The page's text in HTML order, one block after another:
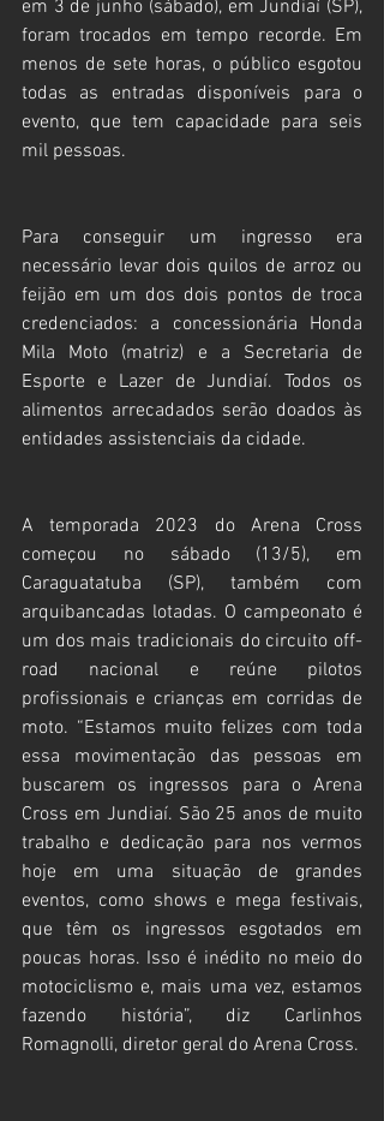
em 3 de junho (sábado), em Jundiaí (SP),
foram trocados em tempo recorde. Em
menos de sete horas, o público esgotou
todas as entradas disponíveis para o
evento, que tem capacidade para seis
mil pessoas.
Para conseguir um ingresso era
necessário levar dois quilos de arroz ou
feijão em um dos dois pontos de troca
credenciados: a concessionária Honda
Mila Moto (matriz) e a Secretaria de
Esporte e Lazer de Jundiaí. Todos os
alimentos arrecadados serão doados às
entidades assistenciais da cidade.
A temporada 2023 do Arena Cross
começou no sábado (13/5), em
Caraguatatuba (SP), também com
arquibancadas lotadas. O campeonato é
um dos mais tradicionais do circuito off-
road nacional e reúne pilotos
profissionais e crianças em corridas de
moto. “Estamos muito felizes com toda
essa movimentação das pessoas em
buscarem os ingressos para o Arena
Cross em Jundiaí. São 25 anos de muito
trabalho e dedicação para nos vermos
hoje em uma situação de grandes
eventos, como shows e mega festivais,
que têm os ingressos esgotados em
poucas horas. Isso é inédito no meio do
motociclismo e, mais uma vez, estamos
fazendo história”, diz Carlinhos
Romagnolli, diretor geral do Arena Cross.